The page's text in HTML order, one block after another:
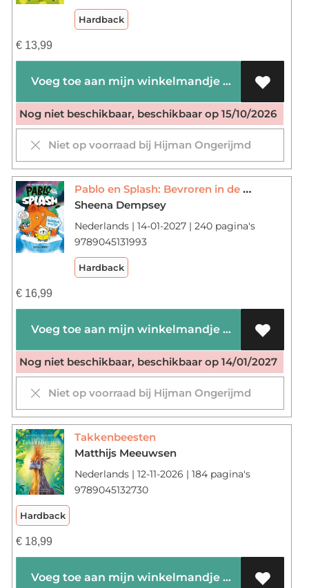
Hardback
€13,99
Voeg toe aan mijn winkelmandje
Nog niet beschikbaar, beschikbaar op 15/10/2026
Niet op voorraad bij Hijman Ongerijmd
Pablo en Splash: Bevroren in de tijd
Sheena Dempsey
Nederlands | 14-01-2027 | 240 pagina's
9789045131993
Hardback
€16,99
Voeg toe aan mijn winkelmandje
Nog niet beschikbaar, beschikbaar op 14/01/2027
Niet op voorraad bij Hijman Ongerijmd
Takkenbeesten
Matthijs Meeuwsen
Nederlands | 12-11-2026 | 184 pagina's
9789045132730
Hardback
€18,99
Voeg toe aan mijn winkelmandje